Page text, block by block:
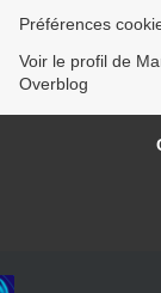
Préférences
Voir le profil de
Overblog